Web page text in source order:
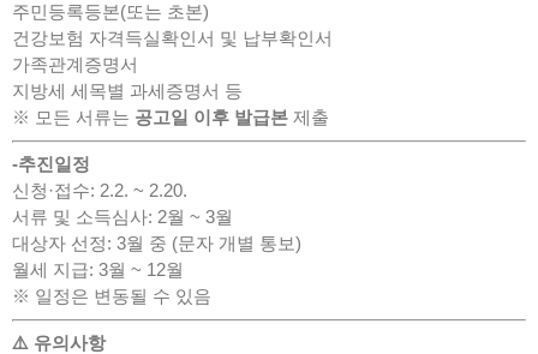
주민등록등본(또는 초본)
건강보험 자격득실확인서 및 납부확인서
가족관계증명서
지방세 세목별 과세증명서 등
※ 모든 서류는 공고일 이후 발급본 제출
-추진일정
신청·접수: 2.2. ~ 2.20.
서류 및 소득심사: 2월 ~ 3월
대상자 선정: 3월 중 (문자 개별 통보)
월세 지급: 3월 ~ 12월
※ 일정은 변동될 수 있음
⚠️ 유의사항